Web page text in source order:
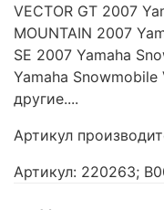
VECTOR GT 2007
MOUNTAIN 2007
SE 2007 Yamaha
Yamaha Snowmobile
другие....
Артикул
Артикул: 220263;